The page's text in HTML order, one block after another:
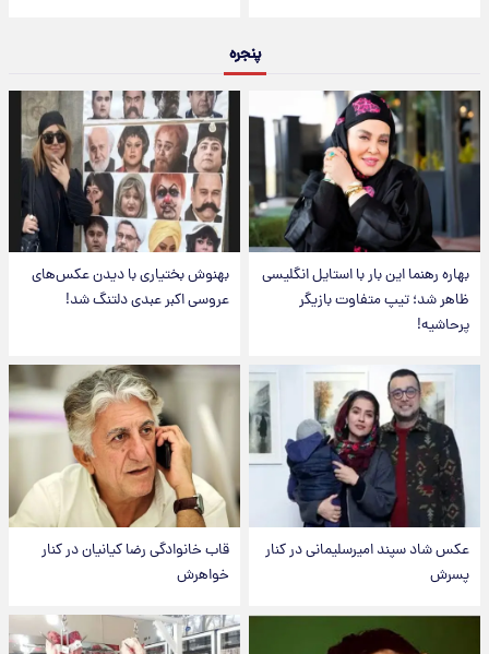
پنجره
بهاره رهنما این بار با استایل انگلیسی
ظاهر شد؛ تیپ متفاوت بازیگر
پرحاشیه!
بهنوش بختیاری با دیدن عکس‌های
عروسی اکبر عبدی دلتنگ شد!
عکس شاد سپند امیرسلیمانی در کنار
پسرش
قاب خانوادگی رضا کیانیان در کنار
خواهرش